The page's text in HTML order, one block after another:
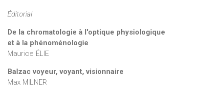
Éditorial
De la chromatologie à l'optique physiologique
et à la phénoménologie
Maurice ÉLIE
Balzac voyeur, voyant, visionnaire
Max MILNER